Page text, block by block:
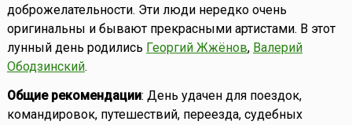
доброжелательности. Эти люди нередко очень
оригинальны и бывают прекрасными артистами. В этот
лунный день родились Георгий Жжёнов, Валерий
Ободзинский.
Общие рекомендации: День удачен для поездок,
командировок, путешествий, переезда, судебных